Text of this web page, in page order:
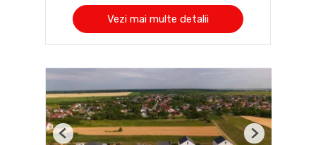
Vezi mai multe detalii
Previous Next